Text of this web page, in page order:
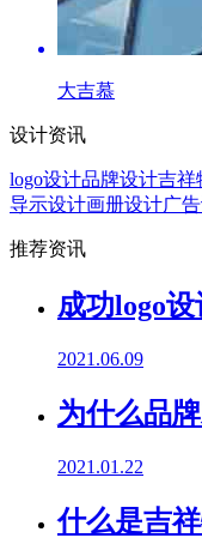
大吉慕
设计资讯
logo设计品牌设计吉祥
导示设计画册设计广
推荐资讯
成功logo
2021.06.09
为什么品
2021.01.22
什么是吉